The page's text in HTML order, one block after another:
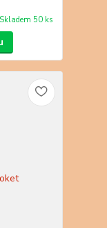
Skladem 50 ks